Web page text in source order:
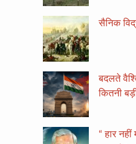
सैनिक
बदलते
कितनी
“ हार नहीं